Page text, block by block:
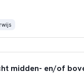
midden- en/of